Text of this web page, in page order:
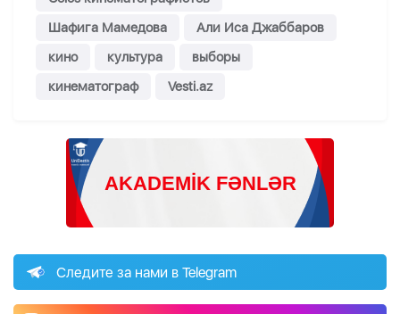
Шафига Мамедова
Али Иса Джаббаров
кино
культура
выборы
кинематограф
Vesti.az
Следите за нами в Telegram